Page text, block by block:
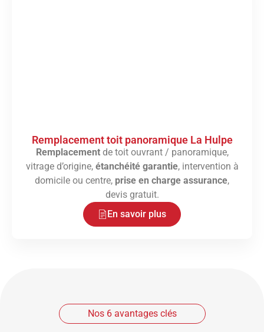
Remplacement toit panoramique La Hulpe
Remplacementde toit ouvrant / panoramique,
vitrage d’origine, étanchéité garantie, intervention à
domicile ou centre, prise en charge assurance,
devis gratuit.
En savoir plus
Nos 6 avantages clés